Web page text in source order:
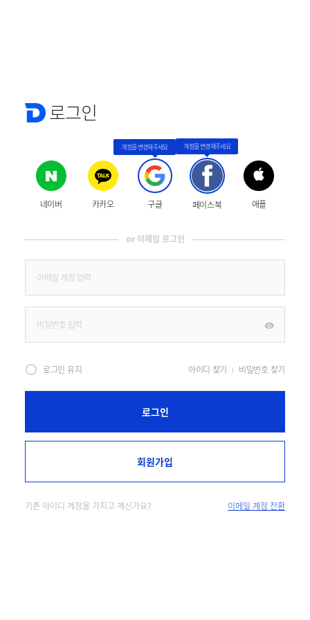
로그인
네이버 카카오 구글 페이스북 애플
or 이메일 로그인
로그인 유지 아이디 찾기 비밀번호 찾기
로그인
회원가입
기존 아이디 계정을 가지고 계신가요? 이메일 계정 전환